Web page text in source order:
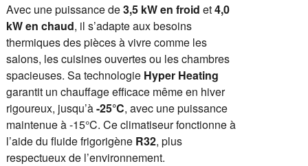
Avec une puissance de3,5 kW en froid et4,0
kW en chaud, il s’adapte aux besoins
thermiques des pièces à vivre comme les
salons, les cuisines ouvertes ou les chambres
spacieuses. Sa technologie Hyper Heating
garantit un chauffage efficace même en hiver
rigoureux, jusqu’à-25°C, avec une puissance
maintenue à -15°C. Ce climatiseur fonctionne à
l’aide du fluide frigorigène R32, plus
respectueux de l’environnement.